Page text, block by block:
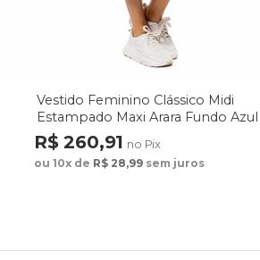
Vestido Feminino Clássico Midi
Estampado Maxi Arara Fundo Azul
R$ 260,91 no Pix
ou 10x de R$ 28,99 sem juros